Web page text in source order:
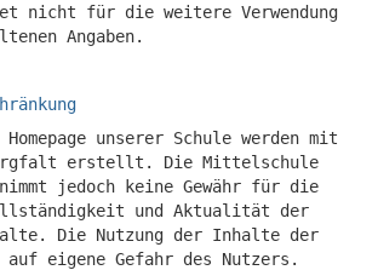
nicht für die weitere Verwendung
Angaben.
unserer Schule werden mit
erstellt. Die Mittelschule
jedoch keine Gewähr für die
und Aktualität der
Die Nutzung der Inhalte der
eigene Gefahr des Nutzers.